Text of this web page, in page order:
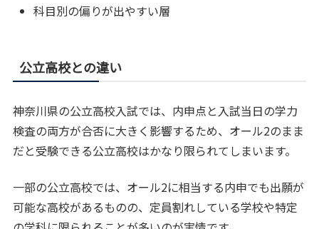
科目別の偏りが出やすい層
公立高校との違い
神奈川県の公立高校入試では、内申点と入試当日の学力
検査の両方が合否に大きく影響するため、オール2のまま
だと受験できる公立高校はかなり限られてしまいます。
一部の公立高校では、オール2に相当する内申でも出願が
可能な高校があるものの、定員割れしている学校や特定